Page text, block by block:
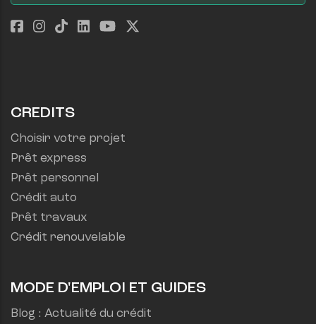
CREDITS
Choisir votre projet
Prêt express
Prêt personnel
Crédit auto
Prêt travaux
Crédit renouvelable
MODE D'EMPLOI ET GUIDES
Blog : Actualité du crédit